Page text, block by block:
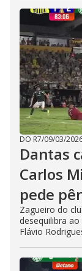
DO R7/09/03/
Dantas
Carlos
pede
Zagueiro do
desequilibra
Flávio